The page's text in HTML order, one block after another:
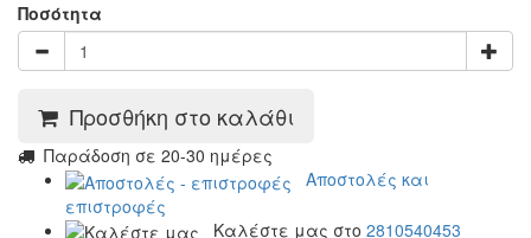
Ποσότητα
Προσθήκη στο καλάθι
Παράδοση σε 20-30 ημέρες
Αποστολές και
επιστροφές
Καλέστε μας στο 2810540453